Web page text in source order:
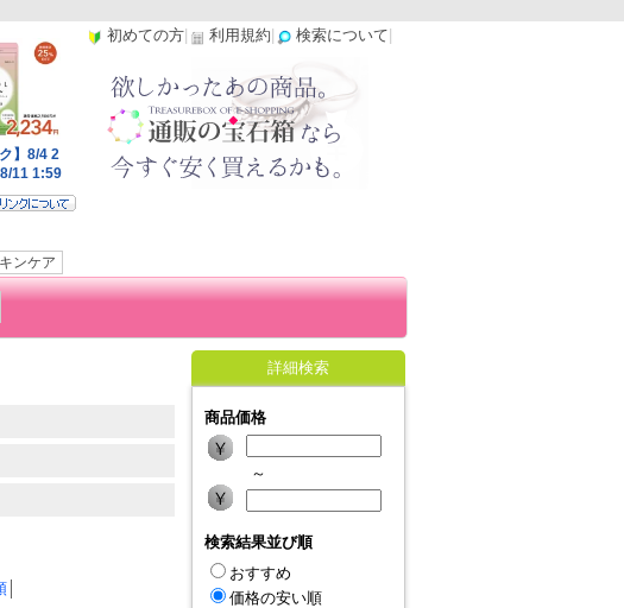
初めての方 利用規約 検索について
ンケア
詳細検索
商品価格
～
検索結果並び順
おすすめ
価格の安い順